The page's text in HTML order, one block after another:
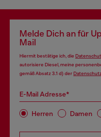
Melde Dich an für
Mail
Hiermit bestätige ich, die
autorisiere Diesel, meine
gemäß Absatz 3.1 d) der
E-Mail Adresse*
Herren Damen